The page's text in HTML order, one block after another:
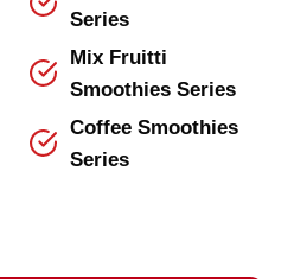
Series
Mix Fruitti
Smoothies Series
Coffee Smoothies
Series